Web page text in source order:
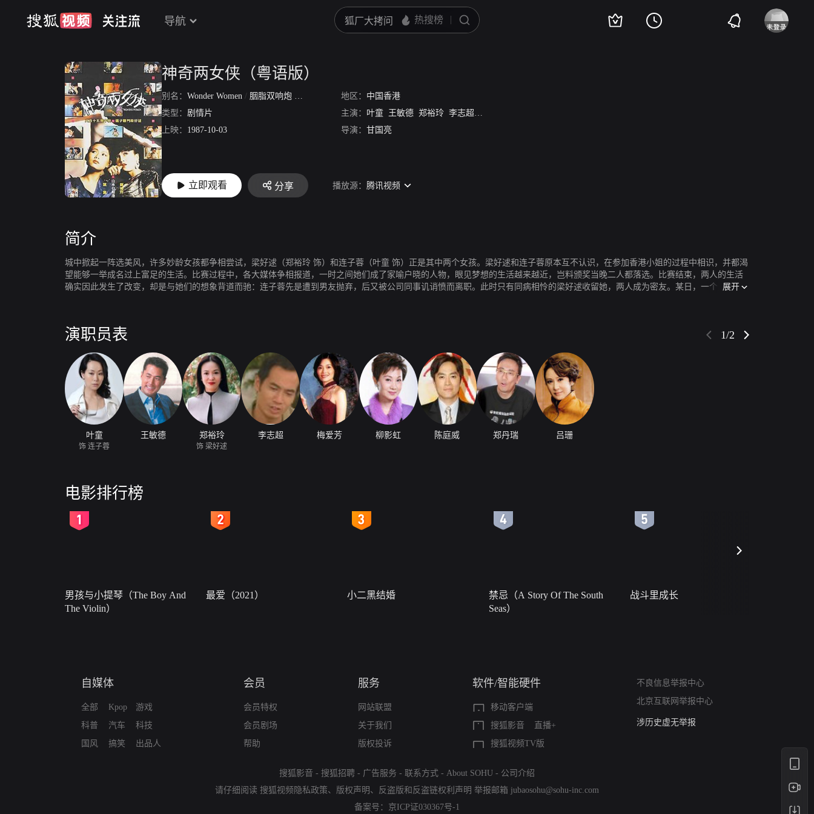
导航
神奇两女侠（粤语版）
别名： Wonder Women / 胭脂双响炮 / 神气两侠女地区： 中国香港
类型： 剧情片 主演： 叶童 王敏德 郑裕玲 李志超 梅爱芳
上映： 1987-10-03 导演： 甘国亮
立即观看 分享 播放源： 腾讯视频
简介
城中掀起一阵选美风，许多妙龄女孩都争相尝试，梁好逑（郑裕玲 饰）和连子蓉（叶童 饰）正是其中两个女孩。梁好逑和连子蓉原本互不认识，在参加香港小姐的过程中相识，并都渴
望能够一举成名过上富足的生活。比赛过程中，各大媒体争相报道，一时之间她们成了家喻户晓的人物，眼见梦想的生活越来越近，岂料颁奖当晚二人都落选。比赛结束，两人的生活
确实因此发生了改变，却是与她们的想象背道而驰：连子蓉先是遭到男友抛弃，后又被公司同事讥诮愤而离职。此时只有同病相怜的梁好逑收留她，两人成为密友。某日，一个英俊潇
展开
演职员表 1/2
叶童
饰 连子蓉
王敏德 郑裕玲
饰 梁好逑
李志超 梅爱芳 柳影虹 陈庭威 郑丹瑞 吕珊
电影排行榜
男孩与小提琴（The Boy And
The Violin）
最爱（2021） 小二黑结婚
禁忌（A Story Of The South
Seas）
战斗里成长
自媒体
全部
科普
国风
Kpop
汽车
搞笑
游戏
科技
出品人
会员
会员特权
会员剧场
帮助
服务
网站联盟
关于我们
版权投诉
软件/智能硬件
移动客户端
搜狐影音
直播+
搜狐视频TV版
不良信息举报中心
北京互联网举报中心
亚运会举报专区
涉历史虚无举报
搜狐影音 - 搜狐招聘 - 广告服务 - 联系方式 - About SOHU - 公司介绍
请仔细阅读 搜狐视频隐私政策、 版权声明 、 反盗版和反盗链权利声明 举报邮箱 jubaosohu@sohu-inc.com
备案号： 京ICP证030367号-1